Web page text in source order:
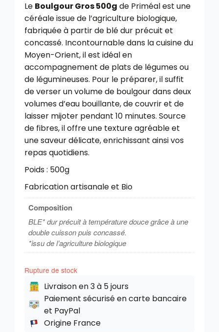
Le Boulgour Gros 500g de Priméal est une
céréale issue de l’agriculture biologique,
fabriquée à partir de blé dur précuit et
concassé. Incontournable dans la cuisine du
Moyen-Orient, il est idéal en
accompagnement de plats de légumes ou
de légumineuses. Pour le préparer, il suffit
de verser un volume de boulgour dans deux
volumes d’eau bouillante, de couvrir et de
laisser mijoter pendant 10 minutes. Source
de fibres, il offre une texture agréable et
une saveur délicate, enrichissant ainsi vos
repas quotidiens.
Poids : 500g
Fabrication artisanale et Bio
Composition
BLE* dur précuit à température douce grâce à une
double cuisson puis concassé.
*issu de l’agriculture biologique
Rupture de stock
Livraison en 3 à 5 jours
Paiement sécurisé en carte bancaire
et PayPal
Origine France